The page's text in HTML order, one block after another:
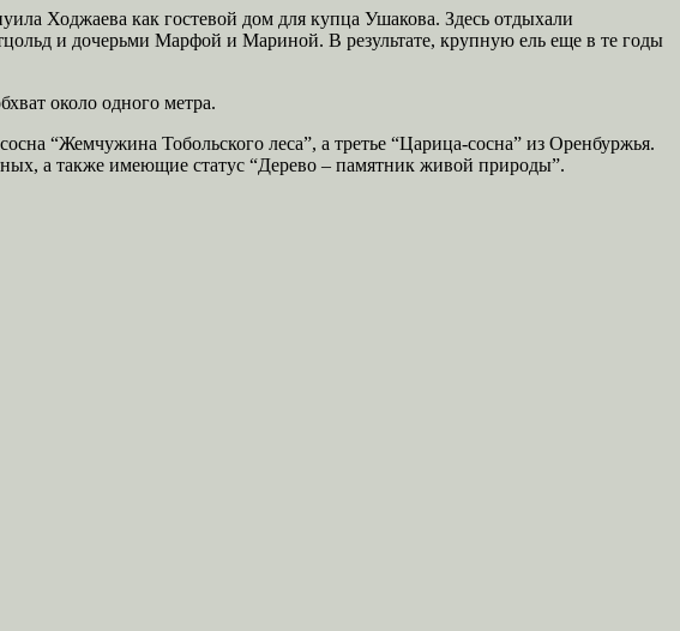
Ходжаева как гостевой дом для купца Ушакова. Здесь отдыхали
и дочерьми Марфой и Мариной. В результате, крупную ель еще в те годы
около одного метра.
“Жемчужина Тобольского леса”, а третье “Царица-сосна” из Оренбуржья.
а также имеющие статус “Дерево – памятник живой природы”.